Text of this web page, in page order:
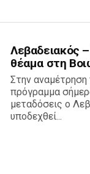
Λεβαδειακός
θέαμα στη
Στην αναμέτρηση
πρόγραμμα
μεταδόσεις ο
υποδεχθεί...